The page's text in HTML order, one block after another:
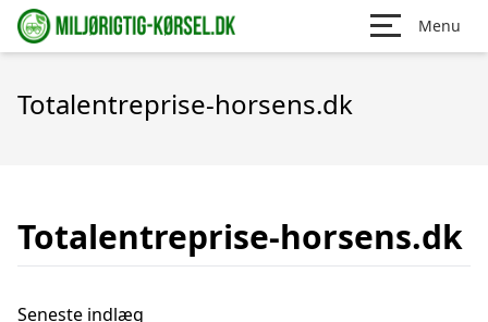
Menu
Totalentreprise-horsens.dk
Totalentreprise-horsens.dk
Seneste indlæg